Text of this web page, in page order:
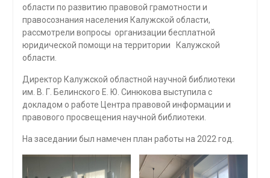
области по развитию правовой грамотности и
правосознания населения Калужской области,
рассмотрели вопросы организации бесплатной
юридической помощи на территории Калужской
области.
Директор Калужской областной научной библиотеки
им. В. Г. Белинского Е. Ю. Синюкова выступила с
докладом о работе Центра правовой информации и
правового просвещения научной библиотеки.
На заседании был намечен план работы на 2022 год.